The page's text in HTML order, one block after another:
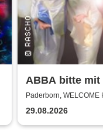
ABBA bitte mit
Paderborn, WELCOME
29.08.2026